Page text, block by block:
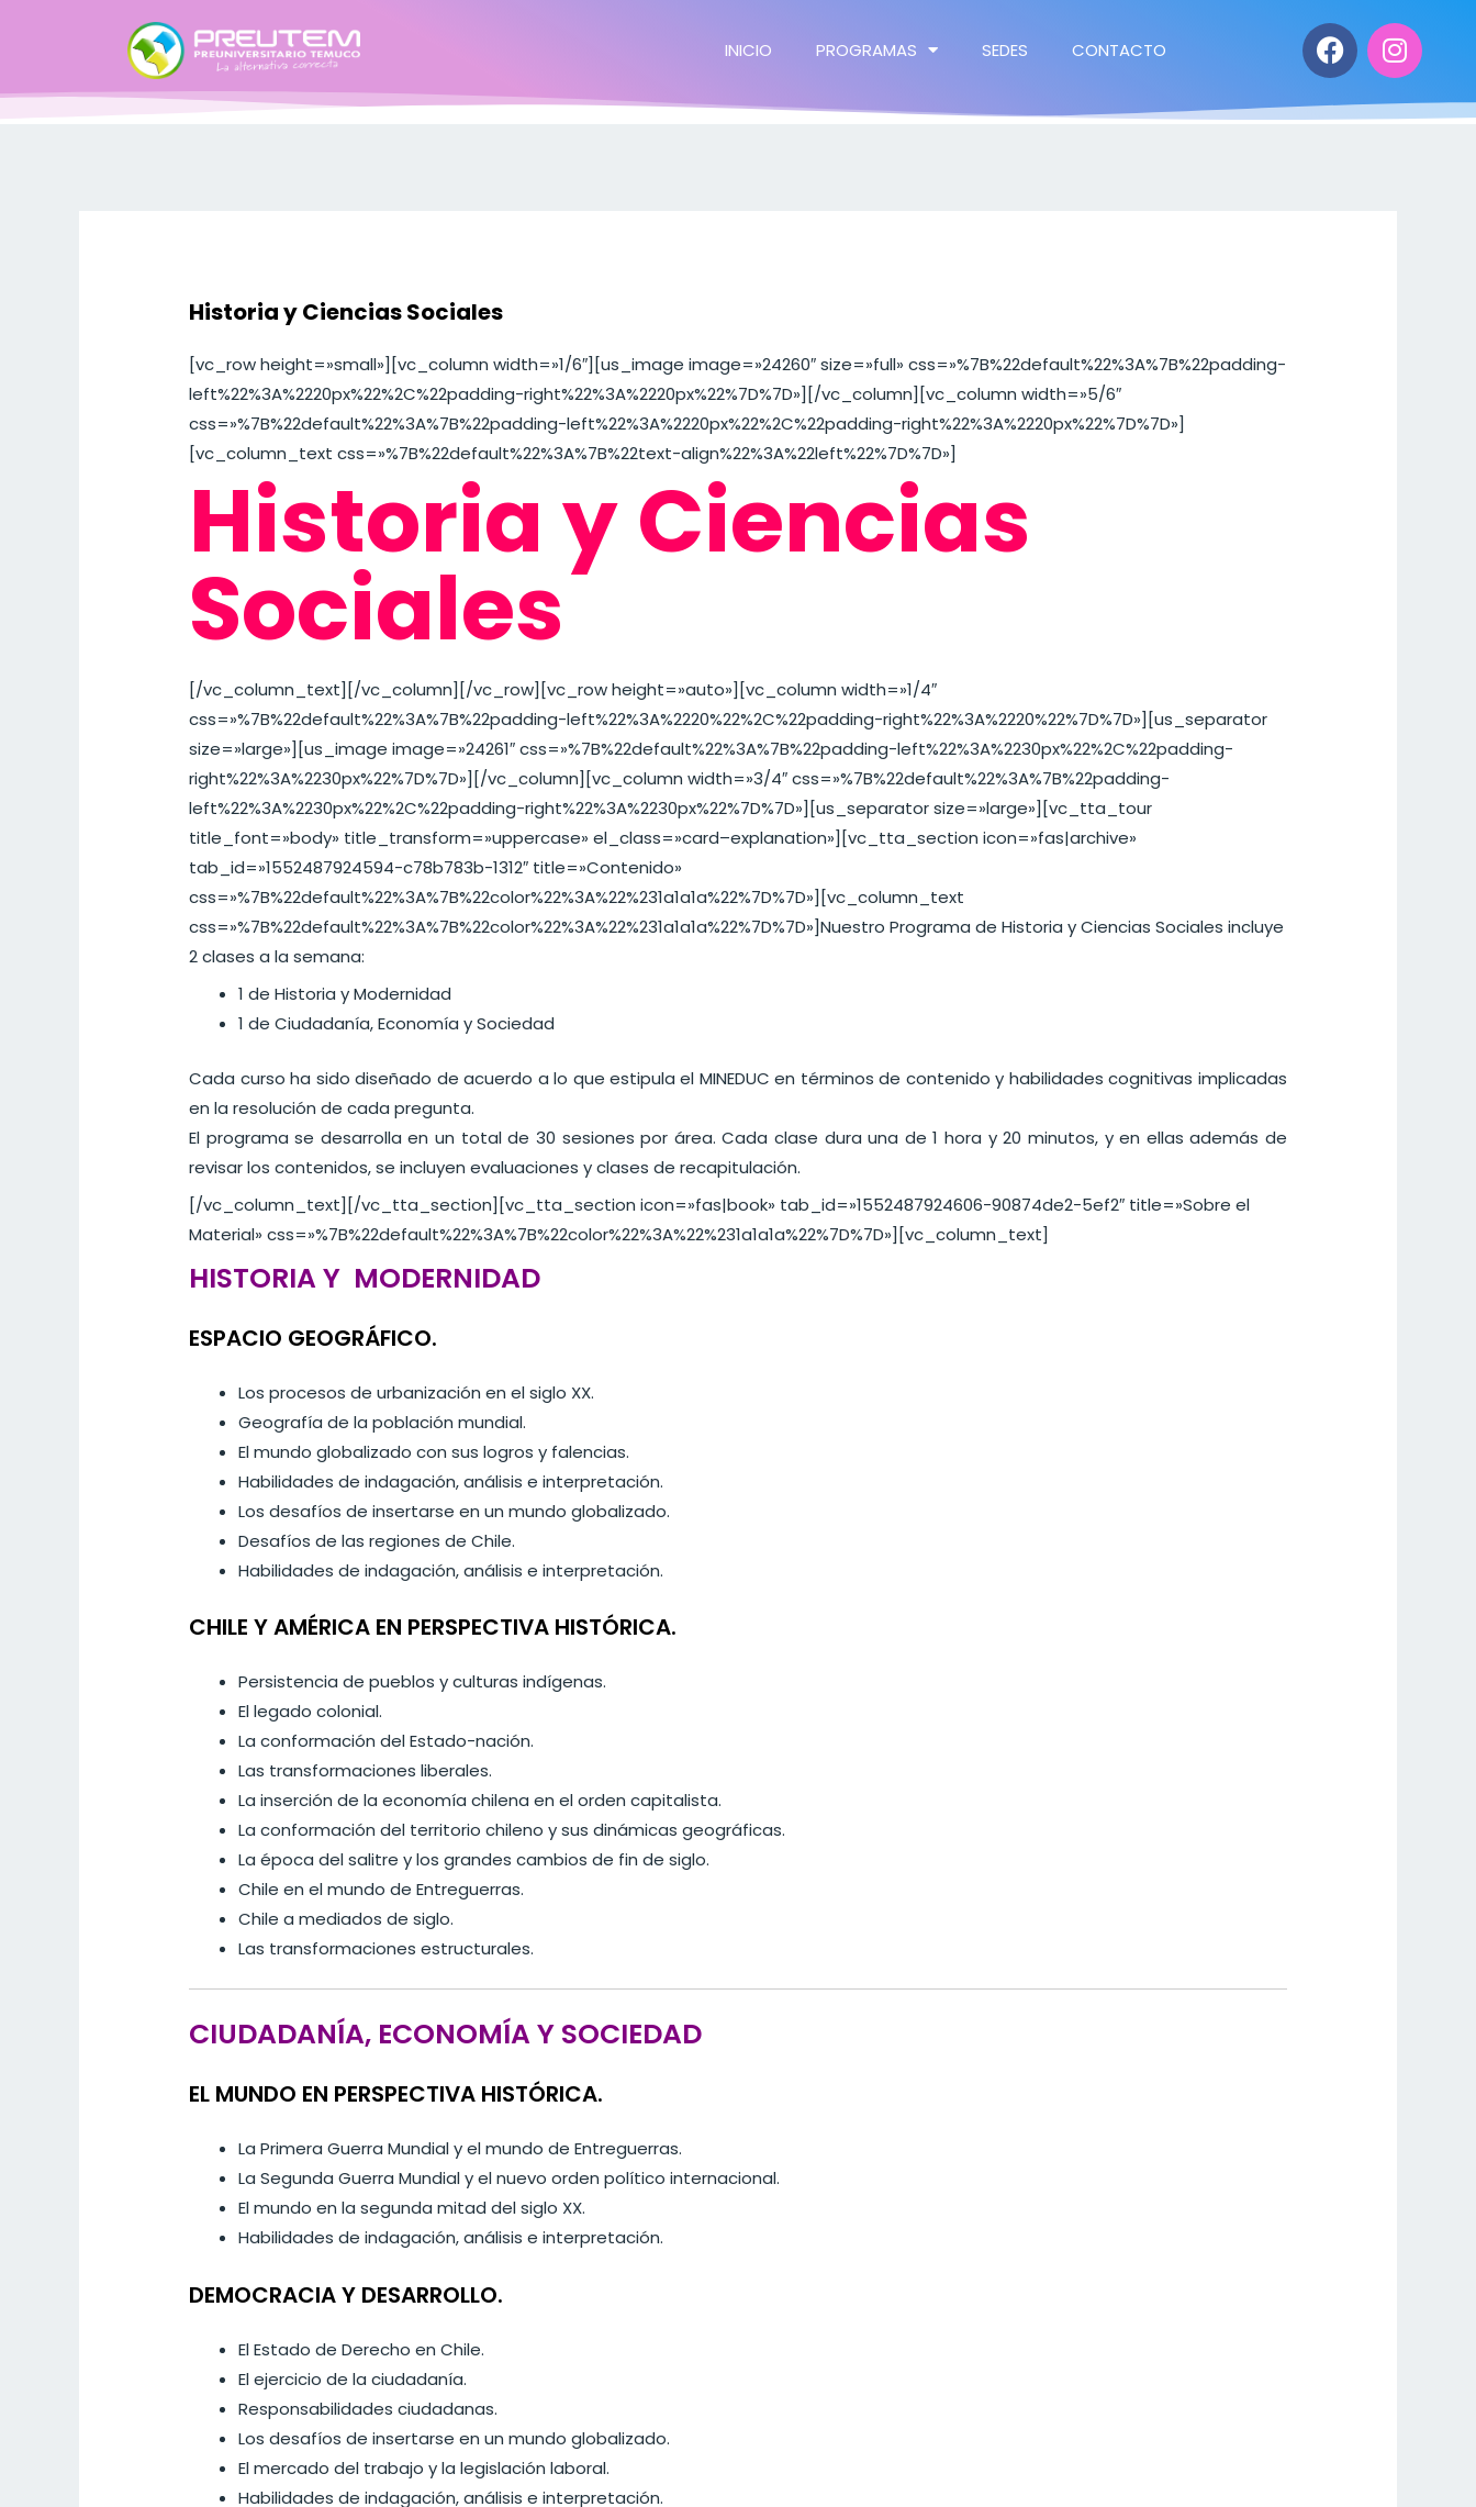
INICIO PROGRAMAS SEDES CONTACTO
Historia y Ciencias Sociales
[vc_row height=»small»][vc_column width=»1/6″][us_image image=»24260″ size=»full» css=»%7B%22default%22%3A%7B%22padding-
left%22%3A%2220px%22%2C%22padding-right%22%3A%2220px%22%7D%7D»][/vc_column][vc_column width=»5/6″
css=»%7B%22default%22%3A%7B%22padding-left%22%3A%2220px%22%2C%22padding-right%22%3A%2220px%22%7D%7D»]
[vc_column_text css=»%7B%22default%22%3A%7B%22text-align%22%3A%22left%22%7D%7D»]
Historia y Ciencias
Sociales
[/vc_column_text][/vc_column][/vc_row][vc_row height=»auto»][vc_column width=»1/4″
css=»%7B%22default%22%3A%7B%22padding-left%22%3A%2220%22%2C%22padding-right%22%3A%2220%22%7D%7D»][us_separator
size=»large»][us_image image=»24261″ css=»%7B%22default%22%3A%7B%22padding-left%22%3A%2230px%22%2C%22padding-
right%22%3A%2230px%22%7D%7D»][/vc_column][vc_column width=»3/4″ css=»%7B%22default%22%3A%7B%22padding-
left%22%3A%2230px%22%2C%22padding-right%22%3A%2230px%22%7D%7D»][us_separator size=»large»][vc_tta_tour
title_font=»body» title_transform=»uppercase» el_class=»card–explanation»][vc_tta_section icon=»fas|archive»
tab_id=»1552487924594-c78b783b-1312″ title=»Contenido»
css=»%7B%22default%22%3A%7B%22color%22%3A%22%231a1a1a%22%7D%7D»][vc_column_text
css=»%7B%22default%22%3A%7B%22color%22%3A%22%231a1a1a%22%7D%7D»]Nuestro Programa de Historia y Ciencias Sociales incluye
2 clases a la semana:
1 de Historia y Modernidad
1 de Ciudadanía, Economía y Sociedad
Cada curso ha sido diseñado de acuerdo a lo que estipula el MINEDUC en términos de contenido y habilidades cognitivas implicadas
en la resolución de cada pregunta.
El programa se desarrolla en un total de 30 sesiones por área. Cada clase dura una de 1 hora y 20 minutos, y en ellas además de
revisar los contenidos, se incluyen evaluaciones y clases de recapitulación.
[/vc_column_text][/vc_tta_section][vc_tta_section icon=»fas|book» tab_id=»1552487924606-90874de2-5ef2″ title=»Sobre el
Material» css=»%7B%22default%22%3A%7B%22color%22%3A%22%231a1a1a%22%7D%7D»][vc_column_text]
HISTORIA Y MODERNIDAD
ESPACIO GEOGRÁFICO.
Los procesos de urbanización en el siglo XX.
Geografía de la población mundial.
El mundo globalizado con sus logros y falencias.
Habilidades de indagación, análisis e interpretación.
Los desafíos de insertarse en un mundo globalizado.
Desafíos de las regiones de Chile.
Habilidades de indagación, análisis e interpretación.
CHILE Y AMÉRICA EN PERSPECTIVA HISTÓRICA.
Persistencia de pueblos y culturas indígenas.
El legado colonial.
La conformación del Estado-nación.
Las transformaciones liberales.
La inserción de la economía chilena en el orden capitalista.
La conformación del territorio chileno y sus dinámicas geográficas.
La época del salitre y los grandes cambios de fin de siglo.
Chile en el mundo de Entreguerras.
Chile a mediados de siglo.
Las transformaciones estructurales.
CIUDADANÍA, ECONOMÍA Y SOCIEDAD
EL MUNDO EN PERSPECTIVA HISTÓRICA.
La Primera Guerra Mundial y el mundo de Entreguerras.
La Segunda Guerra Mundial y el nuevo orden político internacional.
El mundo en la segunda mitad del siglo XX.
Habilidades de indagación, análisis e interpretación.
DEMOCRACIA Y DESARROLLO.
El Estado de Derecho en Chile.
El ejercicio de la ciudadanía.
Responsabilidades ciudadanas.
Los desafíos de insertarse en un mundo globalizado.
El mercado del trabajo y la legislación laboral.
Habilidades de indagación, análisis e interpretación.